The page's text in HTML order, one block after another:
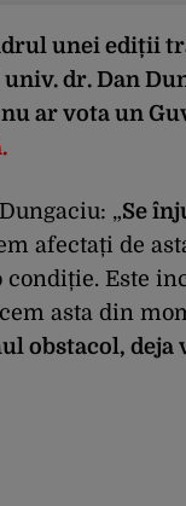
unei ediții
dr. Dan
ar vota un
„Se
afectați de
condiție. Este
asta din
obstacol, deja